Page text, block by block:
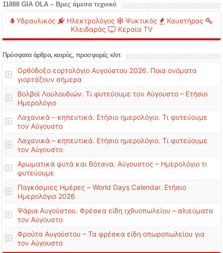
11888 GIA OLA – Βρες άμεσα τεχνικό
Υδραυλικός Ηλεκτρολόγος Ψυκτικός
Καυστήρας
Κλειδαράς
Κεραία TV
Πρόσφατα άρθρα, καιρός, προσφορές κλπ
Ορθόδοξο εορτολόγιο Αυγούστου 2026. Ποια ονόματα
γιορτάζουν σήμερα
Βολβοί Λουλουδιών. Τι φυτεύουμε τον Αύγουστο – Ετήσιο
Ημερολόγιο
Λαχανικά – κηπευτικά. Ετήσιο ημερολόγιο. Τι φυτεύουμε
τον Αύγουστο
Λαχανικά – κηπευτικά. Ετήσιο ημερολόγιο. Τι φυτεύουμε
τον Αύγουστο
Αρωματικά φυτά και Βότανα. Αύγουστος – Ημερολόγιο τι
φυτεύουμε
Παγκόσμιες Ημέρες – World Days Calendar. Ετήσιο
Ημερολόγιο 2026
Ψάρια Αυγούστου. Φρέσκα είδη ιχθυοπωλείου – αλιεύματα
τον Αύγουστο
Φρούτα Αυγούστου – Τα φρέσκα είδη οπωροπωλείου για
τον Αύγουστο